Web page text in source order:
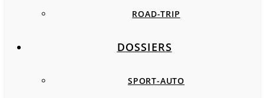
ROAD-TRIP
DOSSIERS
SPORT-AUTO